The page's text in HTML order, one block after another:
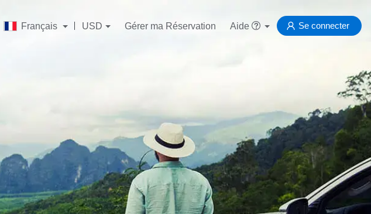
Français USD Gérer ma Réservation Aide Se connecter